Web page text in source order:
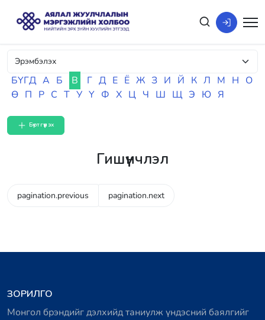
БҮГД А Б В Г Д Е Ё Ж З И Й К Л М Н О
Ө П Р С Т У Ү Ф Х Ц Ч Ш Щ Э Ю Я
Бүртгүүлэх
Гишүүнчлэл
pagination.previous pagination.next
ЗОРИЛГО
Монгол брэндийг дэлхийд таниулж үндэсний баялгийг